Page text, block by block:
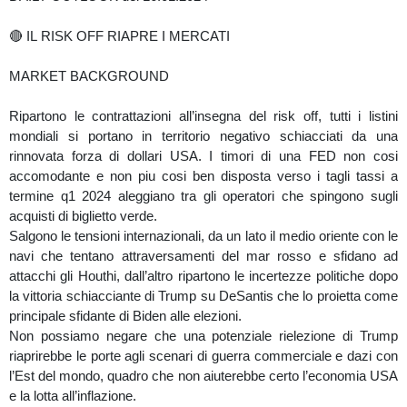
🔴 IL RISK OFF RIAPRE I MERCATI
MARKET BACKGROUND
Ripartono le contrattazioni all’insegna del risk off, tutti i listini
mondiali si portano in territorio negativo schiacciati da una
rinnovata forza di dollari USA. I timori di una FED non cosi
accomodante e non piu cosi ben disposta verso i tagli tassi a
termine q1 2024 aleggiano tra gli operatori che spingono sugli
acquisti di biglietto verde.
Salgono le tensioni internazionali, da un lato il medio oriente con le
navi che tentano attraversamenti del mar rosso e sfidano ad
attacchi gli Houthi, dall’altro ripartono le incertezze politiche dopo
la vittoria schiacciante di Trump su DeSantis che lo proietta come
principale sfidante di Biden alle elezioni.
Non possiamo negare che una potenziale rielezione di Trump
riaprirebbe le porte agli scenari di guerra commerciale e dazi con
l’Est del mondo, quadro che non aiuterebbe certo l’economia USA
e la lotta all’inflazione.